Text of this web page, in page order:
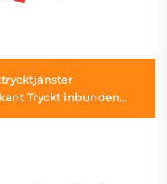
Tryckt inbunden